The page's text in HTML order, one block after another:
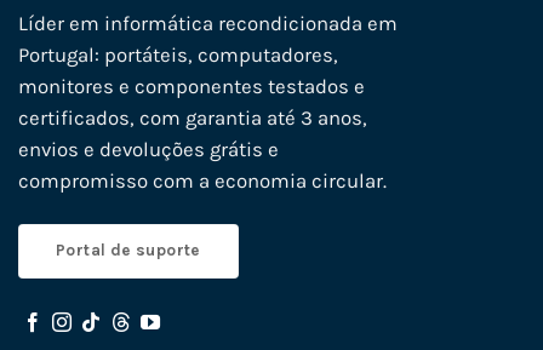
Líder em informática recondicionada em
Portugal: portáteis, computadores,
monitores e componentes testados e
certificados, com garantia até 3 anos,
envios e devoluções grátis e
compromisso com a economia circular.
Portal de suporte